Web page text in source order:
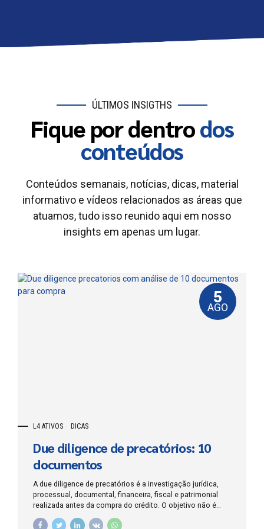
ÚLTIMOS INSIGTHS
Fique por dentrodos
conteúdos
Conteúdos semanais, notícias, dicas, material
informativo e vídeos relacionados as áreas que
atuamos, tudo isso reunido aqui em nosso
insights em apenas um lugar.
L4 ATIVOS DICAS
5
AGO
Due diligence de precatórios: 10
documentos
A due diligence de precatórios é a investigação jurídica,
processual, documental, financeira, fiscal e patrimonial
realizada antes da compra do crédito. O objetivo não é
apenas confirmar que existe um número de precatório no
tribunal, mas demonstrar que o direito pertence ao